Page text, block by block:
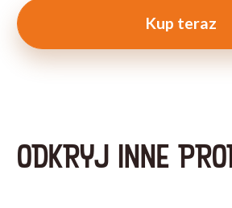
Kup teraz
ODKRYJ INNE